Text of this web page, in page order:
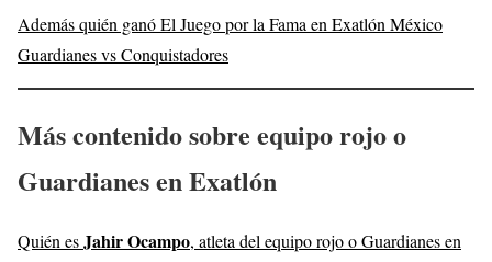
Además quién ganó El Juego por la Fama en Exatlón México
Guardianes vs Conquistadores
Más contenido sobre equipo rojo o
Guardianes en Exatlón
Quién esJahir Ocampo, atleta del equipo rojo o Guardianes en